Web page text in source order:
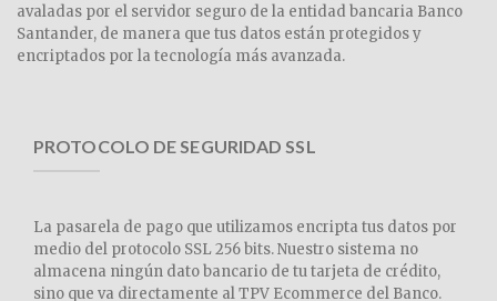
avaladas por el servidor seguro de la entidad bancaria Banco
Santander, de manera que tus datos están protegidos y
encriptados por la tecnología más avanzada.
PROTOCOLO DE SEGURIDAD SSL
La pasarela de pago que utilizamos encripta tus datos por
medio del protocolo SSL 256 bits. Nuestro sistema no
almacena ningún dato bancario de tu tarjeta de crédito,
sino que va directamente al TPV Ecommerce del Banco.